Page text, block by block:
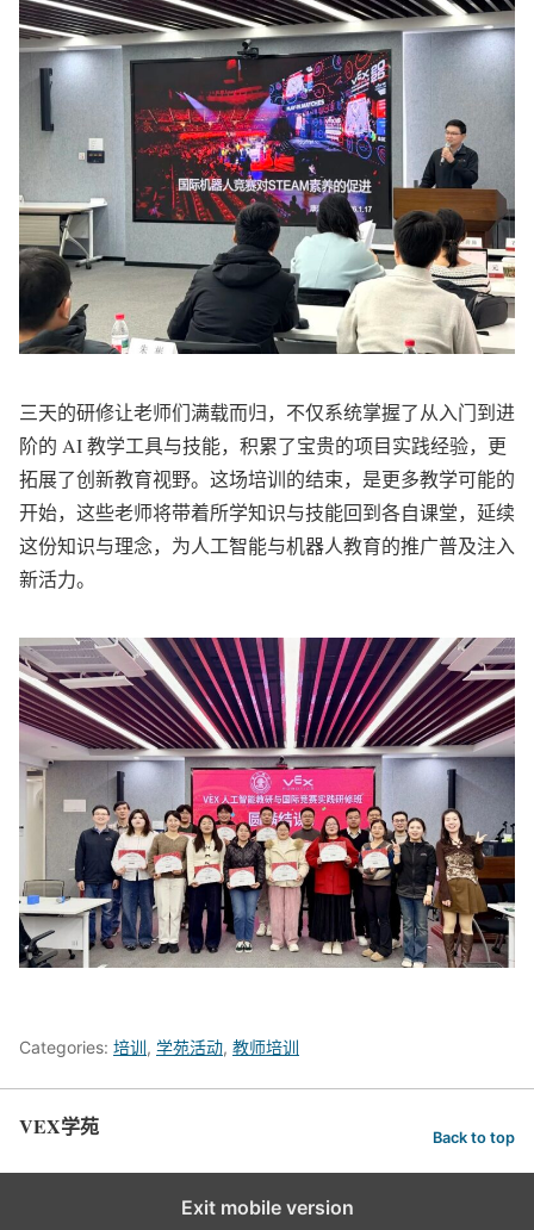
三天的研修让老师们满载而归，不仅系统掌握了从入门到进
阶的 AI 教学工具与技能，积累了宝贵的项目实践经验，更
拓展了创新教育视野。这场培训的结束，是更多教学可能的
开始，这些老师将带着所学知识与技能回到各自课堂，延续
这份知识与理念，为人工智能与机器人教育的推广普及注入
新活力。
Categories: 培训, 学苑活动, 教师培训
VEX学苑 Back to top
Exit mobile version